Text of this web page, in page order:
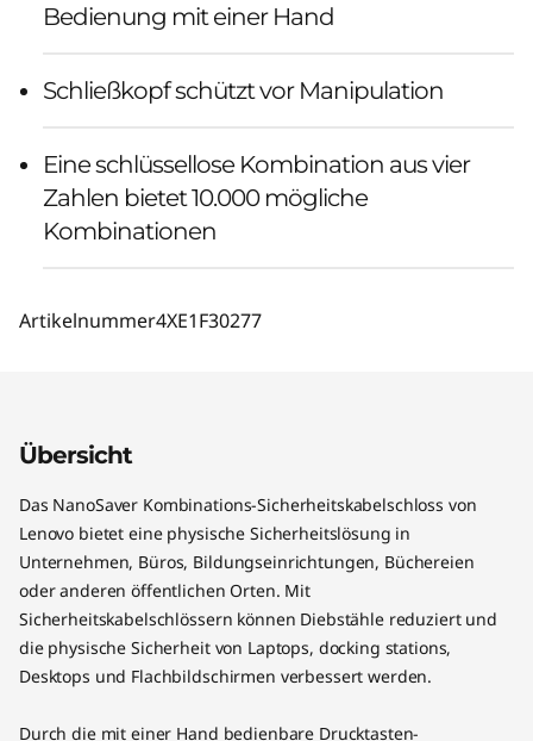
Bedienung mit einer Hand
Schließkopf schützt vor Manipulation
Eine schlüssellose Kombination aus vier
Zahlen bietet 10.000 mögliche
Kombinationen
Artikelnummer4XE1F30277
Übersicht
Das NanoSaver Kombinations-Sicherheitskabelschloss von
Lenovo bietet eine physische Sicherheitslösung in
Unternehmen, Büros, Bildungseinrichtungen, Büchereien
oder anderen öffentlichen Orten. Mit
Sicherheitskabelschlössern können Diebstähle reduziert und
die physische Sicherheit von Laptops, docking stations,
Desktops und Flachbildschirmen verbessert werden.
Durch die mit einer Hand bedienbare Drucktasten-